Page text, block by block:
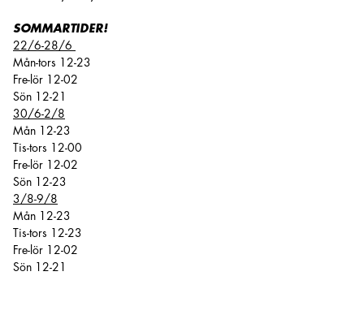
SOMMARTIDER!
22/6-28/6
Mån-tors 12-23
Fre-lör 12-02
Sön 12-21
30/6-2/8
Mån 12-23
Tis-tors 12-00
Fre-lör 12-02
Sön 12-23
3/8-9/8
Mån 12-23
Tis-tors 12-23
Fre-lör 12-02
Sön 12-21